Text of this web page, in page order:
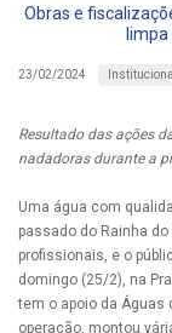
Obras e
23/02/2024 Institucional
Resultado das ações
nadadoras durante a
Uma água com
passado do Rainha
profissionais, e o
domingo (25/2), na
tem o apoio da Águas
operação, montou